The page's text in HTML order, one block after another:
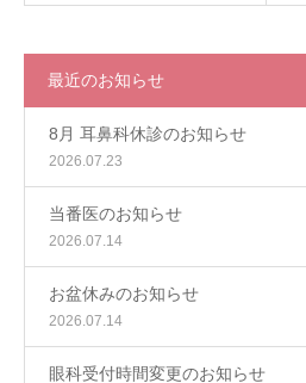
最近のお知らせ
8月 耳鼻科休診のお知らせ
2026.07.23
当番医のお知らせ
2026.07.14
お盆休みのお知らせ
2026.07.14
眼科受付時間変更のお知らせ